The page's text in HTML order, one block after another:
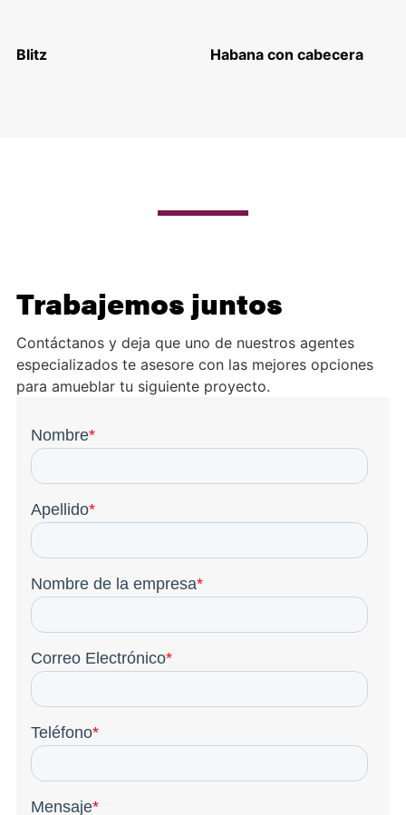
Blitz Habana con cabecera
Trabajemos juntos
Contáctanos y deja que uno de nuestros agentes
especializados te asesore con las mejores opciones
para amueblar tu siguiente proyecto.